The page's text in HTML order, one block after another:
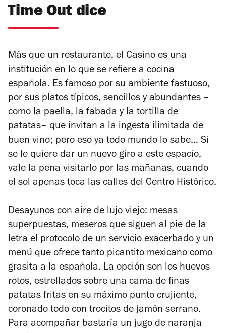
Time Out dice
Más que un restaurante, el Casino es una
institución en lo que se refiere a cocina
española. Es famoso por su ambiente fastuoso,
por sus platos típicos, sencillos y abundantes –
como la paella, la fabada y la tortilla de
patatas– que invitan a la ingesta ilimitada de
buen vino; pero eso ya todo mundo lo sabe… Si
se le quiere dar un nuevo giro a este espacio,
vale la pena visitarlo por las mañanas, cuando
el sol apenas toca las calles del Centro Histórico.
Desayunos con aire de lujo viejo: mesas
superpuestas, meseros que siguen al pie de la
letra el protocolo de un servicio exacerbado y un
menú que ofrece tanto picantito mexicano como
grasita a la española. La opción son los huevos
rotos, estrellados sobre una cama de finas
patatas fritas en su máximo punto crujiente,
coronado todo con trocitos de jamón serrano.
Para acompañar bastaría un jugo de naranja